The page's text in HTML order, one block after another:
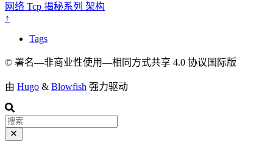
网络 Tcp 揭秘系列 架构
↑
Tags
© 署名—非商业性使用—相同方式共享 4.0 协议国际版
由 Hugo & Blowfish 强力驱动